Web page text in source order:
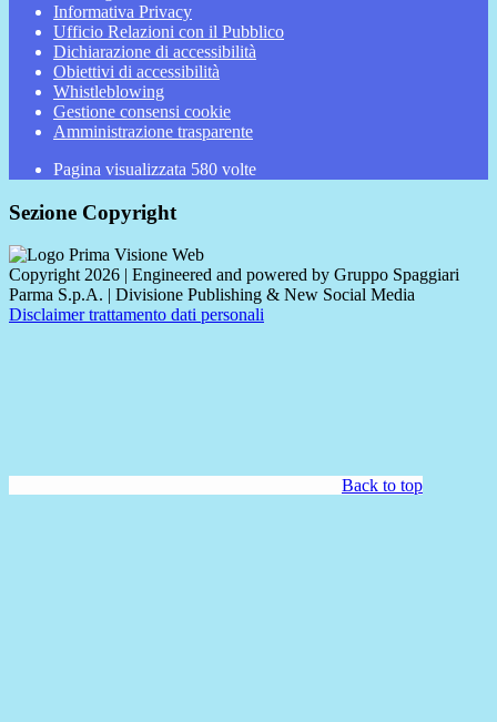
Informativa Privacy
Ufficio Relazioni con il Pubblico
Dichiarazione di accessibilità
Obiettivi di accessibilità
Whistleblowing
Gestione consensi cookie
Amministrazione trasparente
Pagina visualizzata 580 volte
Sezione Copyright
Copyright 2026 | Engineered and powered by Gruppo Spaggiari
Parma S.p.A. | Divisione Publishing & New Social Media
Disclaimer trattamento dati personali
Back to top